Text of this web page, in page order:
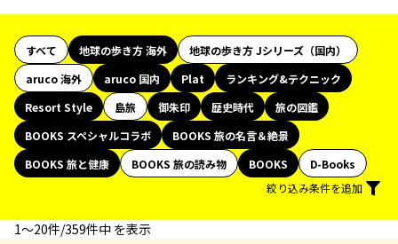
すべて 地球の歩き方 海外
地球の歩き方 Jシリーズ（国内）
aruco 海外
aruco 国内 Plat
ランキング&テクニック
Resort Style
島旅 御朱印 歴史時代
旅の図鑑
BOOKS スペシャルコラボ
BOOKS 旅の名言＆絶景
BOOKS 旅と健康
BOOKS 旅の読み物 BOOKS
D-Books
絞り込み条件を追加
1〜20件/359件中 を表示